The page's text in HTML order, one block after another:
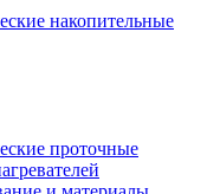
накопительные
проточные